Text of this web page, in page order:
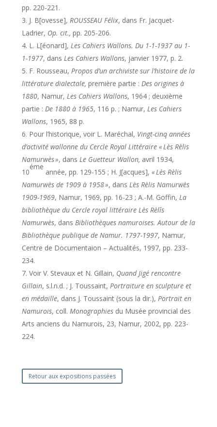
pp. 220-221.
J. B[ovesse], ROUSSEAU Félix, dans Fr. Jacquet-
Ladrier, Op. cit., pp. 205-206.
L. L[éonard], Les Cahiers Wallons. Du 1-1-1937 au 1-
1-1977, dans Les Cahiers Wallons, janvier 1977, p. 2.
F. Rousseau, Propos d’un archiviste sur l’histoire de la
littérature dialectale, première partie : Des origines à
1880, Namur, Les Cahiers Wallons, 1964 ; deuxième
partie : De 1880 à 1965, 116 p. ; Namur, Les Cahiers
Wallons, 1965, 88 p.
Pour l’historique, voir L. Maréchal, Vingt-cinq années
d’activité wallonne du Cercle Royal Littéraire « Lès Rèlis
Namurwès », dans Le Guetteur Wallon, avril 1934,
10
éme
année, pp. 129-155 ; H. J[acques], « Lès Rèlis
Namurwès de 1909 à 1958 », dans Lès Rèlis Namurwès
1909-1969, Namur, 1969, pp. 16-23 ; A.-M. Goffin, La
bibliothèque du Cercle royal littéraire Lès Rèlîs
Namurwès, dans Bibliothèques namuroises. Autour de la
Bibliothèque publique de Namur. 1797-1997, Namur,
Centre de Documentaion – Actualités, 1997, pp. 233-
234.
Voir V. Stevaux et N. Gillain, Quand Jigé rencontre
Gillain, s.l.n.d. ; J. Toussaint, Portraiture en sculpture et
en médaille, dans J. Toussaint (sous la dir.), Portrait en
Namurois, coll. Monographies du Musée provincial des
Arts anciens du Namurois, 23, Namur, 2002, pp. 223-
224.
Retour aux expositions passées